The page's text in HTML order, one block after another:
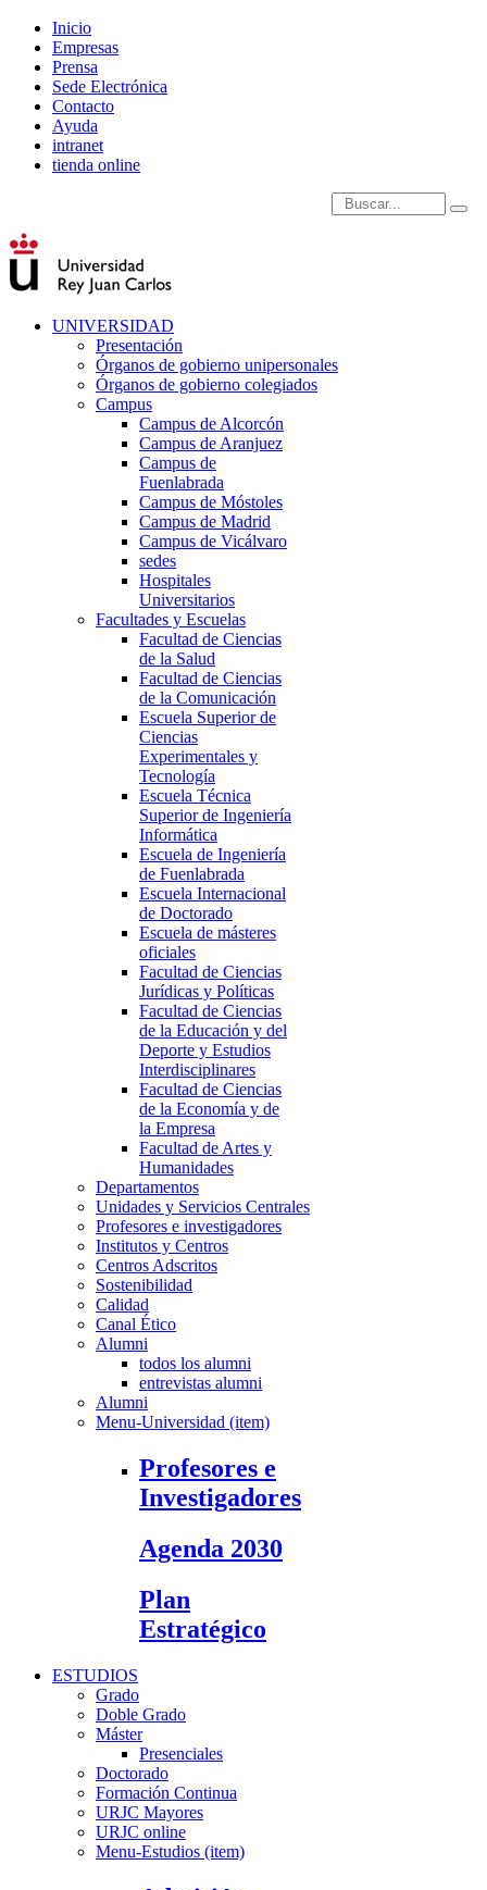
Inicio
Empresas
Prensa
Sede Electrónica
Contacto
Ayuda
intranet
tienda online
Introduce términos de
UNIVERSIDAD
Presentación
Órganos de gobierno unipersonales
Órganos de gobierno colegiados
Campus
Campus de Alcorcón
Campus de Aranjuez
Campus de
Fuenlabrada
Campus de Móstoles
Campus de Madrid
Campus de Vicálvaro
sedes
Hospitales
Universitarios
Facultades y Escuelas
Facultad de Ciencias
de la Salud
Facultad de Ciencias
de la Comunicación
Escuela Superior de
Ciencias
Experimentales y
Tecnología
Escuela Técnica
Superior de Ingeniería
Informática
Escuela de Ingeniería
de Fuenlabrada
Escuela Internacional
de Doctorado
Escuela de másteres
oficiales
Facultad de Ciencias
Jurídicas y Políticas
Facultad de Ciencias
de la Educación y del
Deporte y Estudios
Interdisciplinares
Facultad de Ciencias
de la Economía y de
la Empresa
Facultad de Artes y
Humanidades
Departamentos
Unidades y Servicios Centrales
Profesores e investigadores
Institutos y Centros
Centros Adscritos
Sostenibilidad
Calidad
Canal Ético
Alumni
todos los alumni
entrevistas alumni
Alumni
Menu-Universidad (item)
Profesores e
Investigadores
Agenda 2030
Plan
Estratégico
ESTUDIOS
Grado
Doble Grado
Máster
Presenciales
Doctorado
Formación Continua
URJC Mayores
URJC online
Menu-Estudios (item)